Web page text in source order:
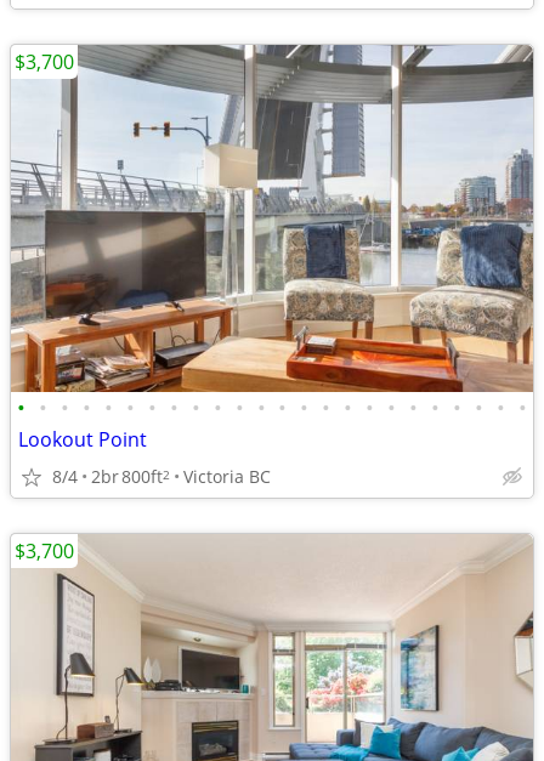
• • • • • • • • • • • • • • • • • • • • • • • •
Lookout Point
8/4 2br800ft2 Victoria BC
$3,700
$3,700